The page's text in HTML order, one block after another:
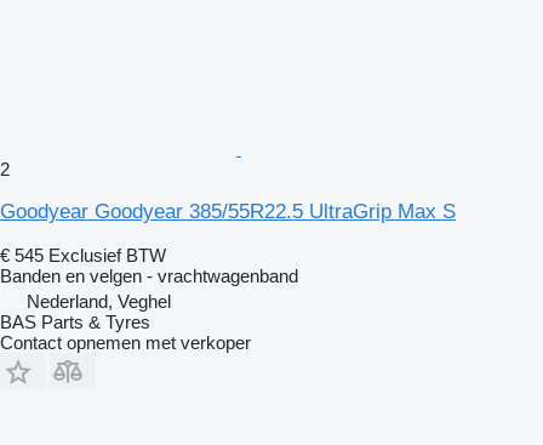
2
Goodyear Goodyear 385/55R22.5 UltraGrip Max S
€ 545 Exclusief BTW
Banden en velgen - vrachtwagenband
Nederland, Veghel
BAS Parts & Tyres
Contact opnemen met verkoper